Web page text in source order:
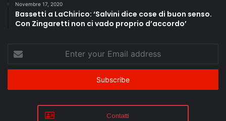
Novembre 17, 2020
Bassetti a LaChirico: ‘Salvini dice cose di buon senso.
Con Zingaretti non ci vado proprio d’accordo’
your
Email
Contatti